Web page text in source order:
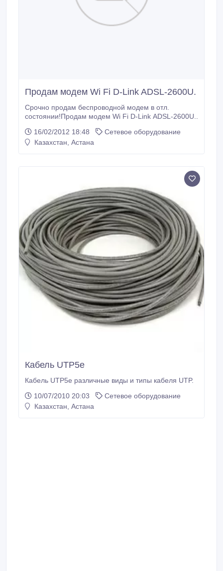
Продам модем Wi Fi D-Link ADSL-2600U.
Срочно продам беспроводной модем в отл.
состоянии!Продам модем Wi Fi D-Link ADSL-2600U..
16/02/2012 18:48
Сетевое оборудование
Казахстан, Астана
Кабель UTP5e
Кабель UTP5e различные виды и типы кабеля UTP.
10/07/2010 20:03
Сетевое оборудование
Казахстан, Астана